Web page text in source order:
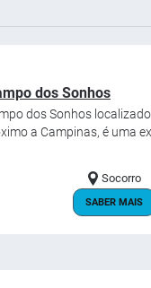
dos Sonhos
dos Sonhos
a Campinas, é uma
Socorro
SABER MAIS